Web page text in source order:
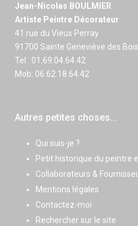
Jean-Nicolas BOULMIER
Artiste Peintre Décorateur
41 rue du Vieux Perray
91700 Sainte Geneviève des Bois
Tel : 01.69.04.64.42
Mob: 06.62.18.64.42
Autres petites choses...
Qui suis-je ?
Petit historique du peintre
Collaborateurs &
Mentions légales
Contactez-moi
Rechercher sur le site